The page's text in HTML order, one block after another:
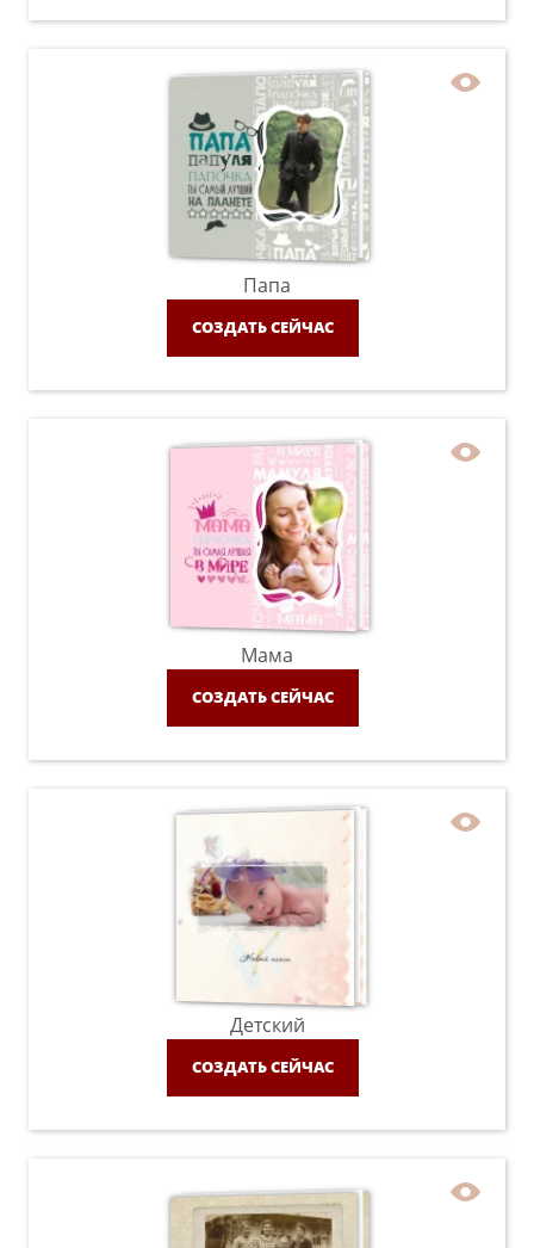
Папа
СОЗДАТЬ СЕЙЧАС
Мама
СОЗДАТЬ СЕЙЧАС
Детский
СОЗДАТЬ СЕЙЧАС